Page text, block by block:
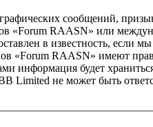
сообщений,
«Forum RAASN» или
в известность, если
«Forum RAASN» имеют
информация будет
не может быть